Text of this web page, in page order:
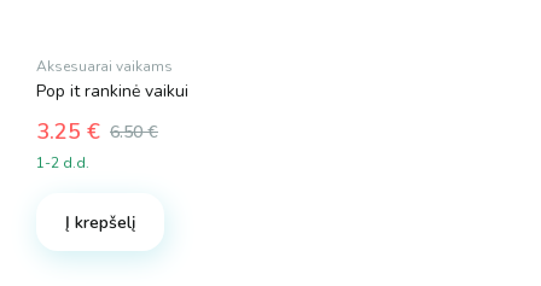
Aksesuarai vaikams
Pop it rankinė vaikui
6.50€
Original
price
6.50 €.
3.25 €
Current
price
3.25 €.
1-2 d.d.
Į krepšelį